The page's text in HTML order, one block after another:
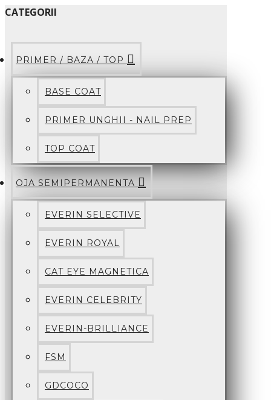
CATEGORII
PRIMER / BAZA / TOP
BASE COAT
PRIMER UNGHII - NAIL PREP
TOP COAT
OJA SEMIPERMANENTA
EVERIN SELECTIVE
EVERIN ROYAL
CAT EYE MAGNETICA
EVERIN CELEBRITY
EVERIN-BRILLIANCE
FSM
GDCOCO